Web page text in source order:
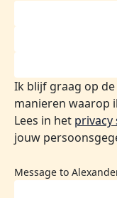
Ik blijf graag op
manieren waarop
Lees in het
jouw
Message to